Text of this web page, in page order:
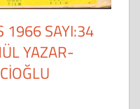
1966 SAYI:34
YAZAR-